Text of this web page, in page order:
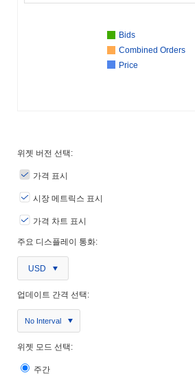
Bids
Combined Orders
Price
위젯 버전 선택:
가격 표시
시장 메트릭스 표시
가격 차트 표시
주요 디스플레이 통화:
USD
업데이트 간격 선택:
No Interval
위젯 모드 선택:
주간